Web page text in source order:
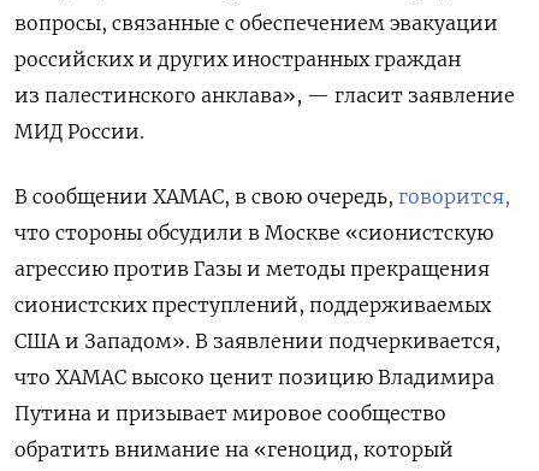
вопросы, связанные с обеспечением эвакуации
российских и других иностранных граждан
из палестинского анклава», — гласит заявление
МИД России.
В сообщении ХАМАС, в свою очередь, говорится,
что стороны обсудили в Москве «сионистскую
агрессию против Газы и методы прекращения
сионистских преступлений, поддерживаемых
США и Западом». В заявлении подчеркивается,
что ХАМАС высоко ценит позицию Владимира
Путина и призывает мировое сообщество
обратить внимание на «геноцид, который